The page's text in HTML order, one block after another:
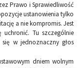
Prawo i Sprawiedliwość
ustanowienia tylko
a nie kompromis. Jest
Tu szczególnie
się w jednoznaczny głos
dniem wolnym